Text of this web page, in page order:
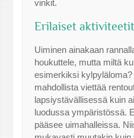
vinkit.
Erilaiset aktiviteetit
Uiminen ainakaan
houkuttele, mutta miltä
esimerkiksi
mahdollista viettää
lapsiystävällisessä kuin
luodussa ympäristössä.
pääsee uimahalleissa.